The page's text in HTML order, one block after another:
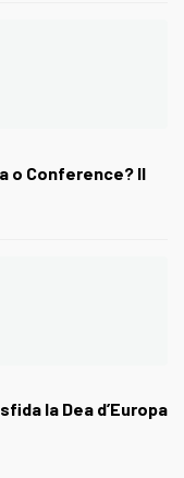
o Conference? Il
la Dea d’Europa